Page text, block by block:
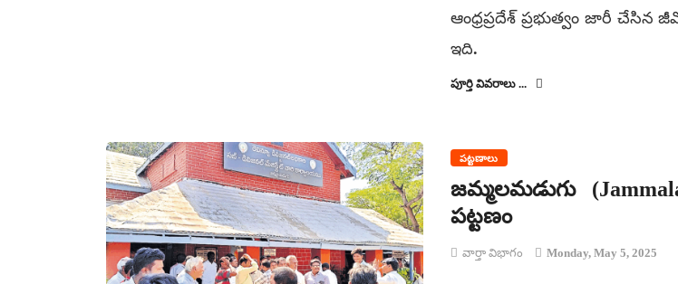
ఆంధ్రప్రదేశ్ ప్రభుత్వం జారీ చేసిన
ఇది.
పూర్తి వివరాలు ...
పట్టణాలు
జమ్మలమడుగు
పట్టణం
వార్తా విభాగం Monday, May 5, 2025